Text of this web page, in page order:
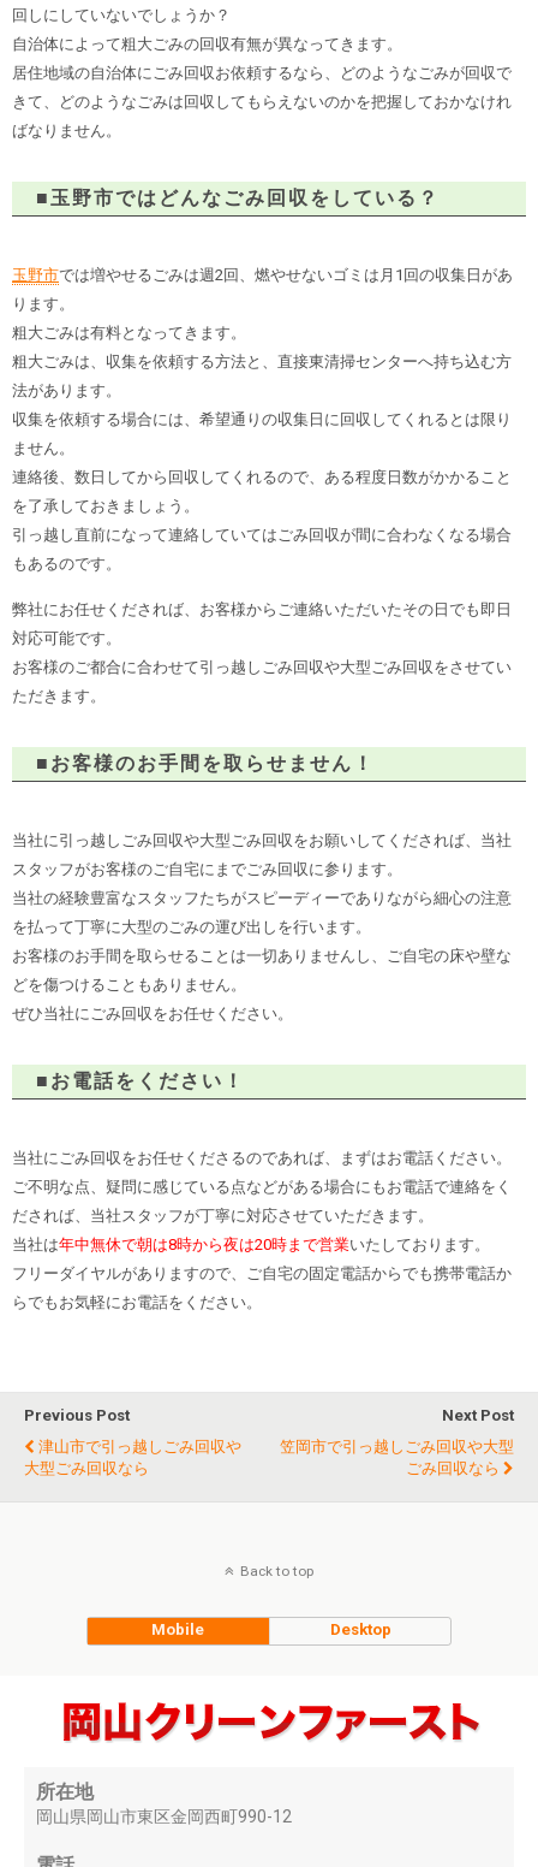
回しにしていないでしょうか？
自治体によって粗大ごみの回収有無が異なってきます。
居住地域の自治体にごみ回収お依頼するなら、どのようなごみが回収で
きて、どのようなごみは回収してもらえないのかを把握しておかなけれ
ばなりません。
■玉野市ではどんなごみ回収をしている？
玉野市では増やせるごみは週2回、燃やせないゴミは月1回の収集日があ
ります。
粗大ごみは有料となってきます。
粗大ごみは、収集を依頼する方法と、直接東清掃センターへ持ち込む方
法があります。
収集を依頼する場合には、希望通りの収集日に回収してくれるとは限り
ません。
連絡後、数日してから回収してくれるので、ある程度日数がかかること
を了承しておきましょう。
引っ越し直前になって連絡していてはごみ回収が間に合わなくなる場合
もあるのです。
弊社にお任せくだされば、お客様からご連絡いただいたその日でも即日
対応可能です。
お客様のご都合に合わせて引っ越しごみ回収や大型ごみ回収をさせてい
ただきます。
■お客様のお手間を取らせません！
当社に引っ越しごみ回収や大型ごみ回収をお願いしてくだされば、当社
スタッフがお客様のご自宅にまでごみ回収に参ります。
当社の経験豊富なスタッフたちがスピーディーでありながら細心の注意
を払って丁寧に大型のごみの運び出しを行います。
お客様のお手間を取らせることは一切ありませんし、ご自宅の床や壁な
どを傷つけることもありません。
ぜひ当社にごみ回収をお任せください。
■お電話をください！
当社にごみ回収をお任せくださるのであれば、まずはお電話ください。
ご不明な点、疑問に感じている点などがある場合にもお電話で連絡をく
だされば、当社スタッフが丁寧に対応させていただきます。
当社は年中無休で朝は8時から夜は20時まで営業いたしております。
フリーダイヤルがありますので、ご自宅の固定電話からでも携帯電話か
らでもお気軽にお電話をください。
Previous Post
津山市で引っ越しごみ回収や
大型ごみ回収なら
Next Post
笠岡市で引っ越しごみ回収や大型
ごみ回収なら
Back to top
Mobile Desktop
所在地
岡山県岡山市東区金岡西町990-12